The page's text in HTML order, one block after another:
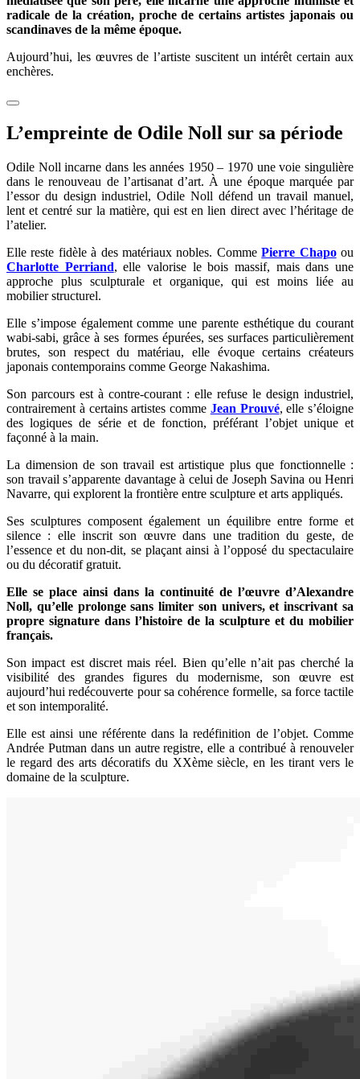
radicale de la création, proche de certains artistes japonais ou
scandinaves de la même époque.
Aujourd’hui, les œuvres de l’artiste suscitent un intérêt certain aux
enchères.
L’empreinte de Odile Noll sur sa période
Odile Noll incarne dans les années 1950 – 1970 une voie singulière
dans le renouveau de l’artisanat d’art. À une époque marquée par
l’essor du design industriel, Odile Noll défend un travail manuel,
lent et centré sur la matière, qui est en lien direct avec l’héritage de
l’atelier.
Elle reste fidèle à des matériaux nobles. CommePierre Chapoou
Charlotte Perriand, elle valorise le bois massif, mais dans une
approche plus sculpturale et organique, qui est moins liée au
mobilier structurel.
Elle s’impose également comme une parente esthétique du courant
wabi-sabi, grâce à ses formes épurées, ses surfaces particulièrement
brutes, son respect du matériau, elle évoque certains créateurs
japonais contemporains comme George Nakashima.
Son parcours est à contre-courant : elle refuse le design industriel,
contrairement à certains artistes comme Jean Prouvé, elle s’éloigne
des logiques de série et de fonction, préférant l’objet unique et
façonné à la main.
La dimension de son travail est artistique plus que fonctionnelle :
son travail s’apparente davantage à celui de Joseph Savina ou Henri
Navarre, qui explorent la frontière entre sculpture et arts appliqués.
Ses sculptures composent également un équilibre entre forme et
silence : elle inscrit son œuvre dans une tradition du geste, de
l’essence et du non-dit, se plaçant ainsi à l’opposé du spectaculaire
ou du décoratif gratuit.
Elle se place ainsi dans la continuité de l’œuvre d’Alexandre
Noll, qu’elle prolonge sans limiter son univers, et inscrivant sa
propre signature dans l’histoire de la sculpture et du mobilier
français.
Son impact est discret mais réel. Bien qu’elle n’ait pas cherché la
visibilité des grandes figures du modernisme, son œuvre est
aujourd’hui redécouverte pour sa cohérence formelle, sa force tactile
et son intemporalité.
Elle est ainsi une référente dans la redéfinition de l’objet. Comme
Andrée Putman dans un autre registre, elle a contribué à renouveler
le regard des arts décoratifs du XXème siècle, en les tirant vers le
domaine de la sculpture.